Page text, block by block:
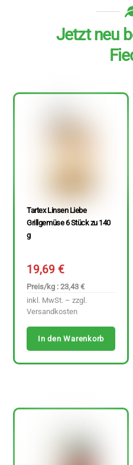
Jetzt neu
Tartex Linsen Liebe
Grillgemüse 6 Stück zu 140
g
19,69€
Preis/kg : 23,43 €
inkl. MwSt. – zzgl.
Versandkosten
In den Warenkorb